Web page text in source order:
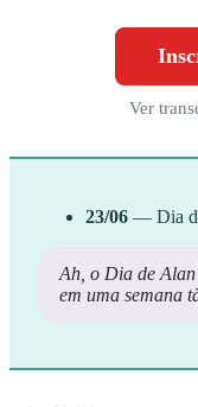
Ver
23/06 — Dia
Ah, o Dia de
em uma semana